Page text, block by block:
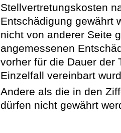
Stellvertretungskosten
Entschädigung gewährt
nicht von anderer Seite
angemessenen
vorher für die Dauer der
Einzelfall vereinbart
Andere als die in den
dürfen nicht gewährt